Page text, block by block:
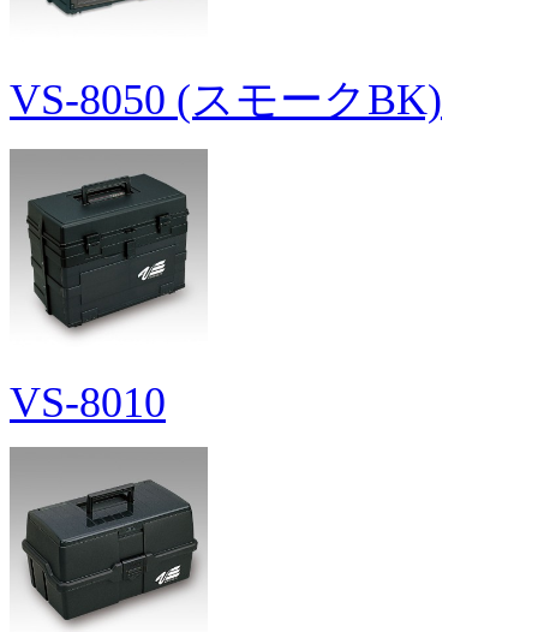
VS-8050 (スモークBK)
VS-8010